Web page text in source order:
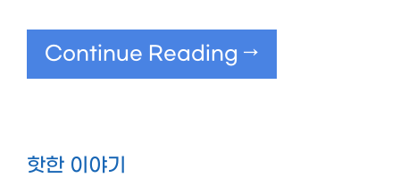
Continue Reading →
핫한 이야기